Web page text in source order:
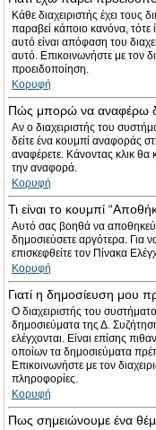
Κάθε διαχειριστής έχει τους
παραβεί κάποιο κανόνα, τότε
αυτό είναι απόφαση του
αυτό. Επικοινωνήστε με τον
προειδοποίηση.
Κορυφή
Πώς μπορώ να αναφέρω
Αν ο διαχειριστής του
δείτε ένα κουμπί αναφοράς
αναφέρετε. Κάνοντας κλικ θα
την αναφορά.
Κορυφή
Τι είναι το κουμπί
Αυτό σας βοηθά να
δημοσιεύσετε αργότερα. Για
επισκεφθείτε τον Πίνακα
Κορυφή
Γιατί η δημοσίευση μου
Ο διαχειριστής του
δημοσιεύματα της Δ.
ελέγχονται. Είναι επίσης
οποίων τα δημοσιεύματα
Επικοινωνήστε με τον
πληροφορίες.
Κορυφή
Πως σημειώνουμε ένα